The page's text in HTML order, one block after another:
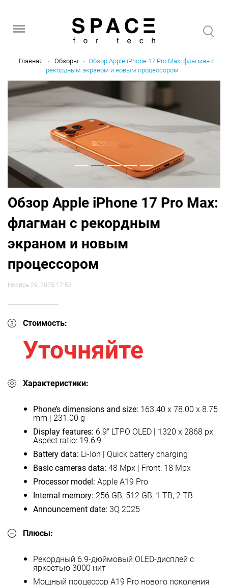
Главная Обзоры
Обзор Apple iPhone 17 Pro Max: флагман с
рекордным экраном и новым процессором
Обзор Apple iPhone 17 Pro Max:
флагман с рекордным
экраном и новым
процессором
Ноябрь 29, 2025 17:53
Стоимость:
Уточняйте
Характеристики:
Phone’s dimensions and size: 163.40 x 78.00 x 8.75
mm | 231.00 g
Display features: 6.9" LTPO OLED | 1320 x 2868 px
Aspect ratio: 19.6:9
Battery data: Li-Ion | Quick battery charging
Basic cameras data: 48 Mpx | Front: 18 Mpx
Processor model: Apple A19 Pro
Internal memory: 256 GB, 512 GB, 1 TB, 2 TB
Announcement date: 3Q 2025
Плюсы:
Рекордный 6.9-дюймовый OLED-дисплей с
яркостью 3000 нит
Мощный процессор A19 Pro нового поколения